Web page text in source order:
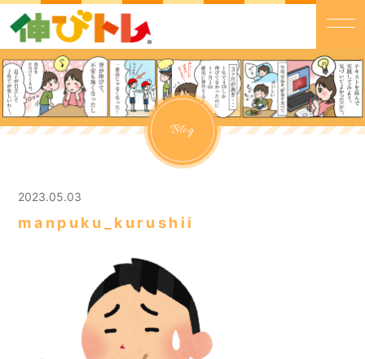
Blog
2023.05.03
manpuku_kurushii